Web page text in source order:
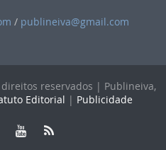
/ publineiva@gmail.com
reservados | Publineiva,
Editorial | Publicidade